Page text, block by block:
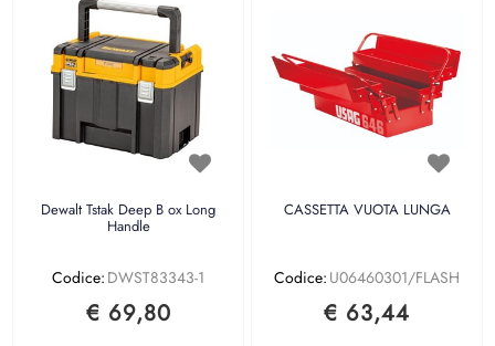
Dewalt Tstak Deep B ox Long
Handle
Codice: DWST83343-1
€ 69,80
CASSETTA VUOTA LUNGA
Codice: U06460301/FLASH
€ 63,44